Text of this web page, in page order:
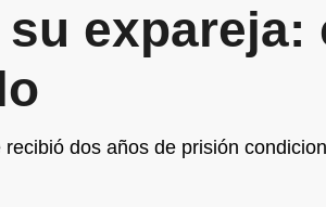
dos años de prisión